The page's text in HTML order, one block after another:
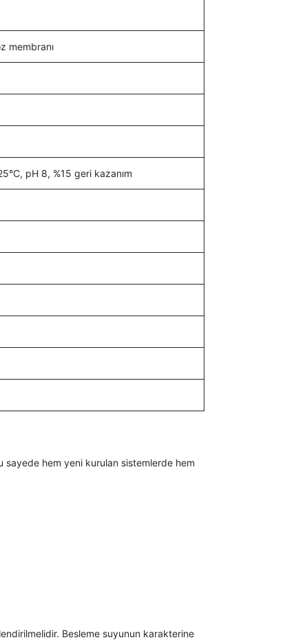
membranı
pH 8, %15 geri kazanım
sayede hem yeni kurulan sistemlerde hem
Besleme suyunun karakterine